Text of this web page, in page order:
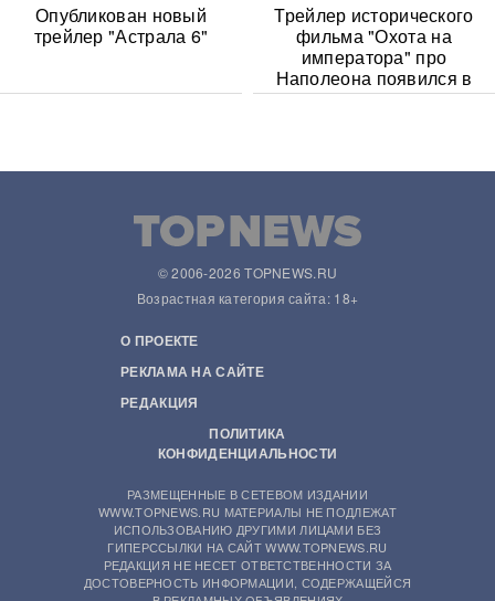
Опубликован новый
трейлер "Астрала 6"
Трейлер исторического
фильма "Охота на
императора" про
Наполеона появился в
Сети
© 2006-2026 TOPNEWS.RU
Возрастная категория сайта: 18+
О ПРОЕКТЕ
РЕКЛАМА НА САЙТЕ
РЕДАКЦИЯ
ПОЛИТИКА
КОНФИДЕНЦИАЛЬНОСТИ
РАЗМЕЩЕННЫЕ В СЕТЕВОМ ИЗДАНИИ
WWW.TOPNEWS.RU МАТЕРИАЛЫ НЕ ПОДЛЕЖАТ
ИСПОЛЬЗОВАНИЮ ДРУГИМИ ЛИЦАМИ БЕЗ
ГИПЕРССЫЛКИ НА САЙТ WWW.TOPNEWS.RU
РЕДАКЦИЯ НЕ НЕСЕТ ОТВЕТСТВЕННОСТИ ЗА
ДОСТОВЕРНОСТЬ ИНФОРМАЦИИ, СОДЕРЖАЩЕЙСЯ